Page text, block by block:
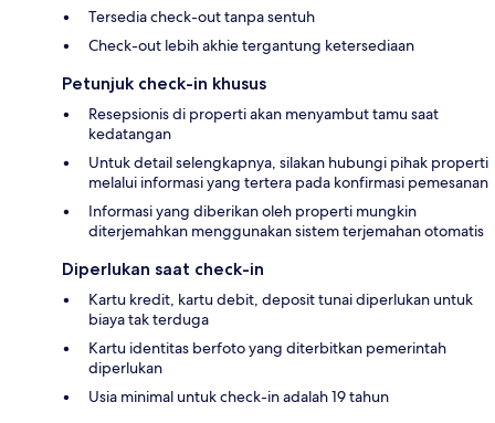
Tersedia check-out tanpa sentuh
Check-out lebih akhie tergantung ketersediaan
Petunjuk check-in khusus
Resepsionis di properti akan menyambut tamu saat
kedatangan
Untuk detail selengkapnya, silakan hubungi pihak properti
melalui informasi yang tertera pada konfirmasi pemesanan
Informasi yang diberikan oleh properti mungkin
diterjemahkan menggunakan sistem terjemahan otomatis
Diperlukan saat check-in
Kartu kredit, kartu debit, deposit tunai diperlukan untuk
biaya tak terduga
Kartu identitas berfoto yang diterbitkan pemerintah
diperlukan
Usia minimal untuk check-in adalah 19 tahun